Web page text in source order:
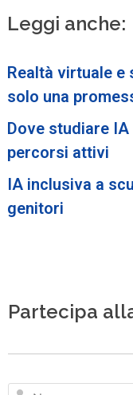
Leggi anche:
Realtà virtuale
solo una
Dove studiare
percorsi attivi
IA inclusiva a
genitori
Partecipa